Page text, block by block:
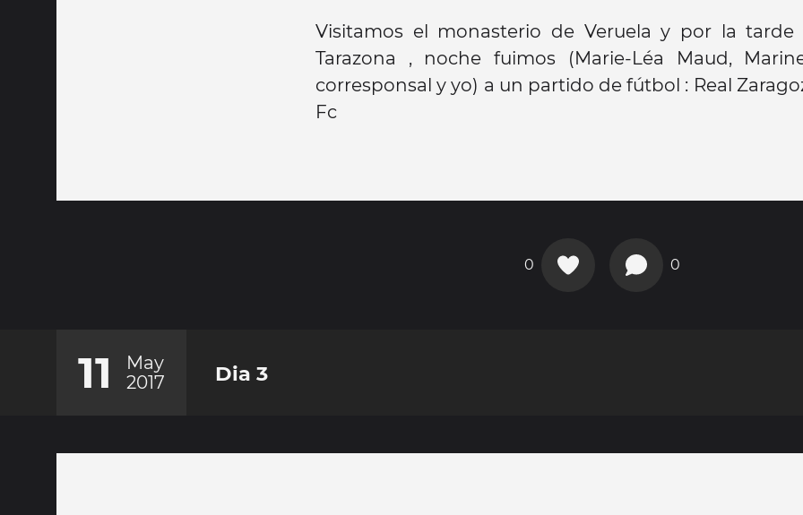
Visitamos el monasterio de Veruela y por la tarde
Tarazona , noche fuimos (Marie-Léa Maud,
corresponsal y yo) a un partido de fútbol : Real
Fc
0 0
11
May
2017
Dia 3